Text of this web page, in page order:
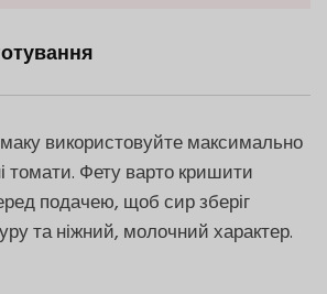
використовуйте максимально
томати. Фету варто кришити
подачею, щоб сир зберіг
та ніжний, молочний характер.